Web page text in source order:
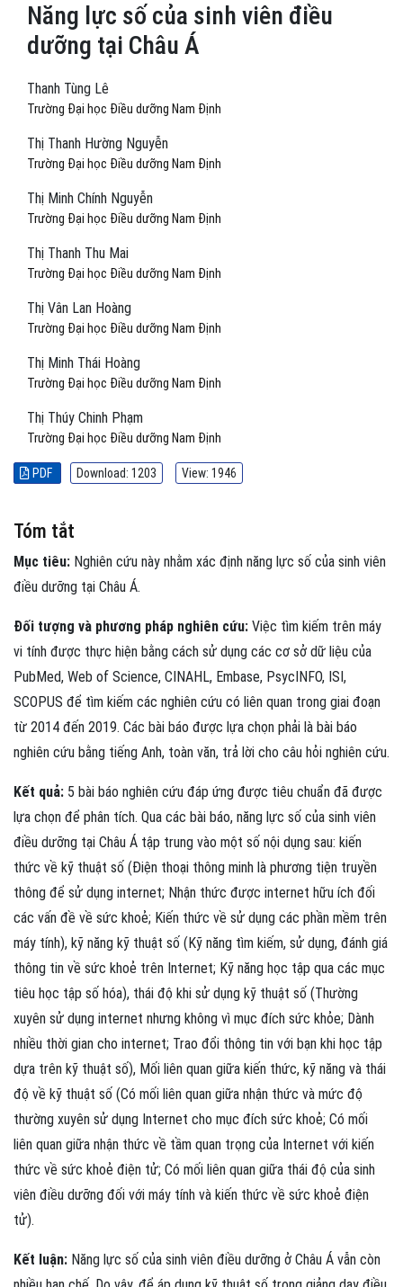
Năng lực số của sinh viên điều
dưỡng tại Châu Á
Thanh Tùng Lê
Trường Đại học Điều dưỡng Nam Định
Thị Thanh Hường Nguyễn
Trường Đại học Điều dưỡng Nam Định
Thị Minh Chính Nguyễn
Trường Đại học Điều dưỡng Nam Định
Thị Thanh Thu Mai
Trường Đại học Điều dưỡng Nam Định
Thị Vân Lan Hoàng
Trường Đại học Điều dưỡng Nam Định
Thị Minh Thái Hoàng
Trường Đại học Điều dưỡng Nam Định
Thị Thúy Chinh Phạm
Trường Đại học Điều dưỡng Nam Định
PDF Download: 1203 View: 1946
Tóm tắt
Mục tiêu: Nghiên cứu này nhằm xác định năng lực số của sinh viên
điều dưỡng tại Châu Á.
Đối tượng và phương pháp nghiên cứu: Việc tìm kiếm trên máy
vi tính được thực hiện bằng cách sử dụng các cơ sở dữ liệu của
PubMed, Web of Science, CINAHL, Embase, PsycINFO, ISI,
SCOPUS để tìm kiếm các nghiên cứu có liên quan trong giai đoạn
từ 2014 đến 2019. Các bài báo được lựa chọn phải là bài báo
nghiên cứu bằng tiếng Anh, toàn văn, trả lời cho câu hỏi nghiên cứu.
Kết quả: 5 bài báo nghiên cứu đáp ứng được tiêu chuẩn đã được
lựa chọn để phân tích. Qua các bài báo, năng lực số của sinh viên
điều dưỡng tại Châu Á tập trung vào một số nội dụng sau: kiến
thức về kỹ thuật số (Điện thoại thông minh là phương tiện truyền
thông để sử dụng internet; Nhận thức được internet hữu ích đối
các vấn đề về sức khoẻ; Kiến thức về sử dụng các phần mềm trên
máy tính), kỹ năng kỹ thuật số (Kỹ năng tìm kiếm, sử dụng, đánh giá
thông tin về sức khoẻ trên Internet; Kỹ năng học tập qua các mục
tiêu học tập số hóa), thái độ khi sử dụng kỹ thuật số (Thường
xuyên sử dụng internet nhưng không vì mục đích sức khỏe; Dành
nhiều thời gian cho internet; Trao đổi thông tin với bạn khi học tập
dựa trên kỹ thuật số), Mối liên quan giữa kiến thức, kỹ năng và thái
độ về kỹ thuật số (Có mối liên quan giữa nhận thức và mức độ
thường xuyên sử dụng Internet cho mục đích sức khoẻ; Có mối
liên quan giữa nhận thức về tầm quan trọng của Internet với kiến
thức về sức khoẻ điện tử; Có mối liên quan giữa thái độ của sinh
viên điều dưỡng đối với máy tính và kiến thức về sức khoẻ điện
tử).
Kết luận: Năng lực số của sinh viên điều dưỡng ở Châu Á vẫn còn